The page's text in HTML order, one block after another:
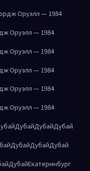
Оруэлл — 1984
Оруэлл — 1984
Оруэлл — 1984
Оруэлл — 1984
Оруэлл — 1984
Оруэлл — 1984
ДубайДубайДубай
ДубайДубайДубай
ДубайЕкатеринбург